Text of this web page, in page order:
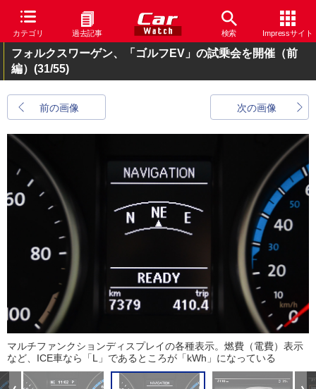
カテゴリ 過去記事 検索 Impressサイト
フォルクスワーゲン、「ゴルフEV」の試乗会を開催（前
編） (31/55)
前の画像 次の画像
マルチファンクションディスプレイの各種表示。燃費（電費）表示
など、ICE車なら「L」であるところが「kWh」になっている